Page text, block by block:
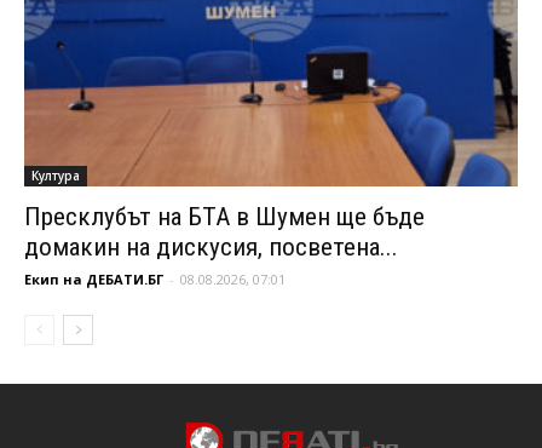
Култура
Пресклубът на БТА в Шумен ще бъде
домакин на дискусия, посветена...
Екип на ДЕБАТИ.БГ - 08.08.2026, 07:01